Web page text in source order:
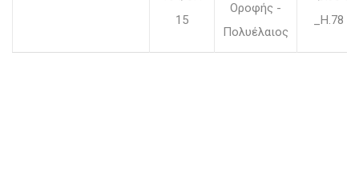
15
Οροφής -
Πολυέλαιος
_H.78